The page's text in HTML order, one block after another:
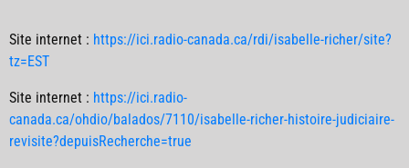
Site internet : https://ici.radio-canada.ca/rdi/isabelle-richer/site?
tz=EST
Site internet : https://ici.radio-
canada.ca/ohdio/balados/7110/isabelle-richer-histoire-judiciaire-
revisite?depuisRecherche=true